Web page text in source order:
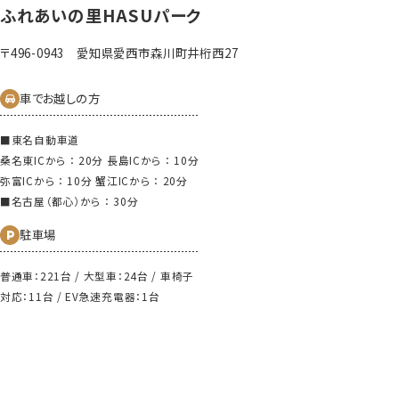
ふれあいの⾥HASUパーク
〒496-0943 愛知県愛⻄市森川町井桁⻄27
車でお越しの方
■東名⾃動⾞道
桑名東ICから ： 20分 ⻑島ICから ： 10分
弥富ICから ： 10分 蟹江ICから ： 20分
■名古屋（都⼼）から ： 30分
駐⾞場
普通車：221台 / 大型車：24台 / 車椅子
対応：11台 / EV急速充電器：1台